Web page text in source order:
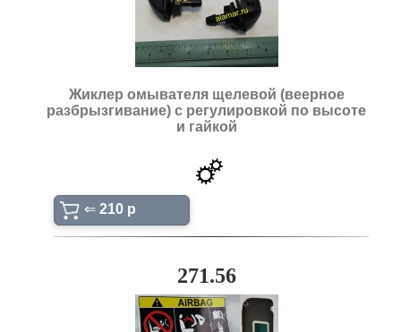
Жиклер омывателя щелевой (веерное
разбрызгивание) с регулировкой по высоте
и гайкой
⇐ 210 p
271.56